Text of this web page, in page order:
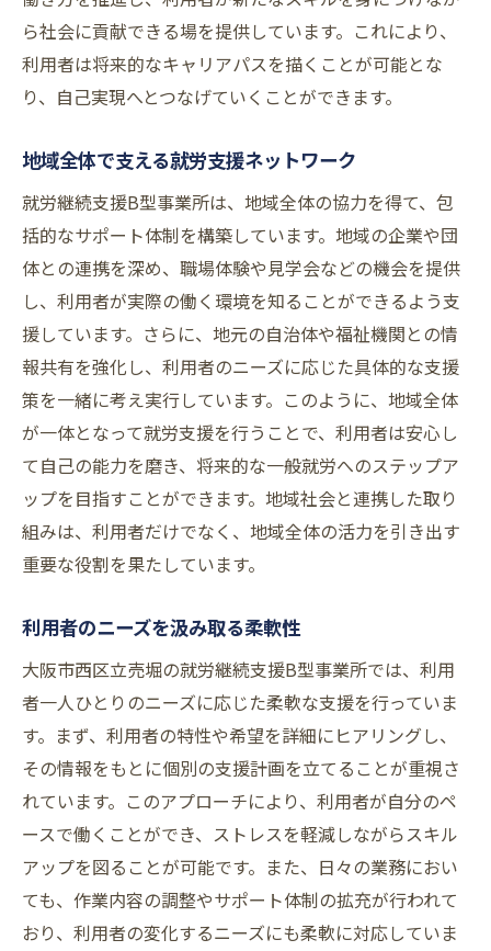
ら社会に貢献できる場を提供しています。これにより、
利用者は将来的なキャリアパスを描くことが可能とな
り、自己実現へとつなげていくことができます。
地域全体で支える就労支援ネットワーク
就労継続支援B型事業所は、地域全体の協力を得て、包
括的なサポート体制を構築しています。地域の企業や団
体との連携を深め、職場体験や見学会などの機会を提供
し、利用者が実際の働く環境を知ることができるよう支
援しています。さらに、地元の自治体や福祉機関との情
報共有を強化し、利用者のニーズに応じた具体的な支援
策を一緒に考え実行しています。このように、地域全体
が一体となって就労支援を行うことで、利用者は安心し
て自己の能力を磨き、将来的な一般就労へのステップア
ップを目指すことができます。地域社会と連携した取り
組みは、利用者だけでなく、地域全体の活力を引き出す
重要な役割を果たしています。
利用者のニーズを汲み取る柔軟性
大阪市西区立売堀の就労継続支援B型事業所では、利用
者一人ひとりのニーズに応じた柔軟な支援を行っていま
す。まず、利用者の特性や希望を詳細にヒアリングし、
その情報をもとに個別の支援計画を立てることが重視さ
れています。このアプローチにより、利用者が自分のペ
ースで働くことができ、ストレスを軽減しながらスキル
アップを図ることが可能です。また、日々の業務におい
ても、作業内容の調整やサポート体制の拡充が行われて
おり、利用者の変化するニーズにも柔軟に対応していま